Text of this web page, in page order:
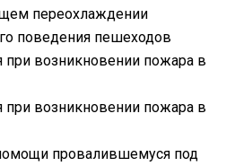
переохлаждении
поведения пешеходов
при возникновении пожара в
при возникновении пожара в
провалившемуся под